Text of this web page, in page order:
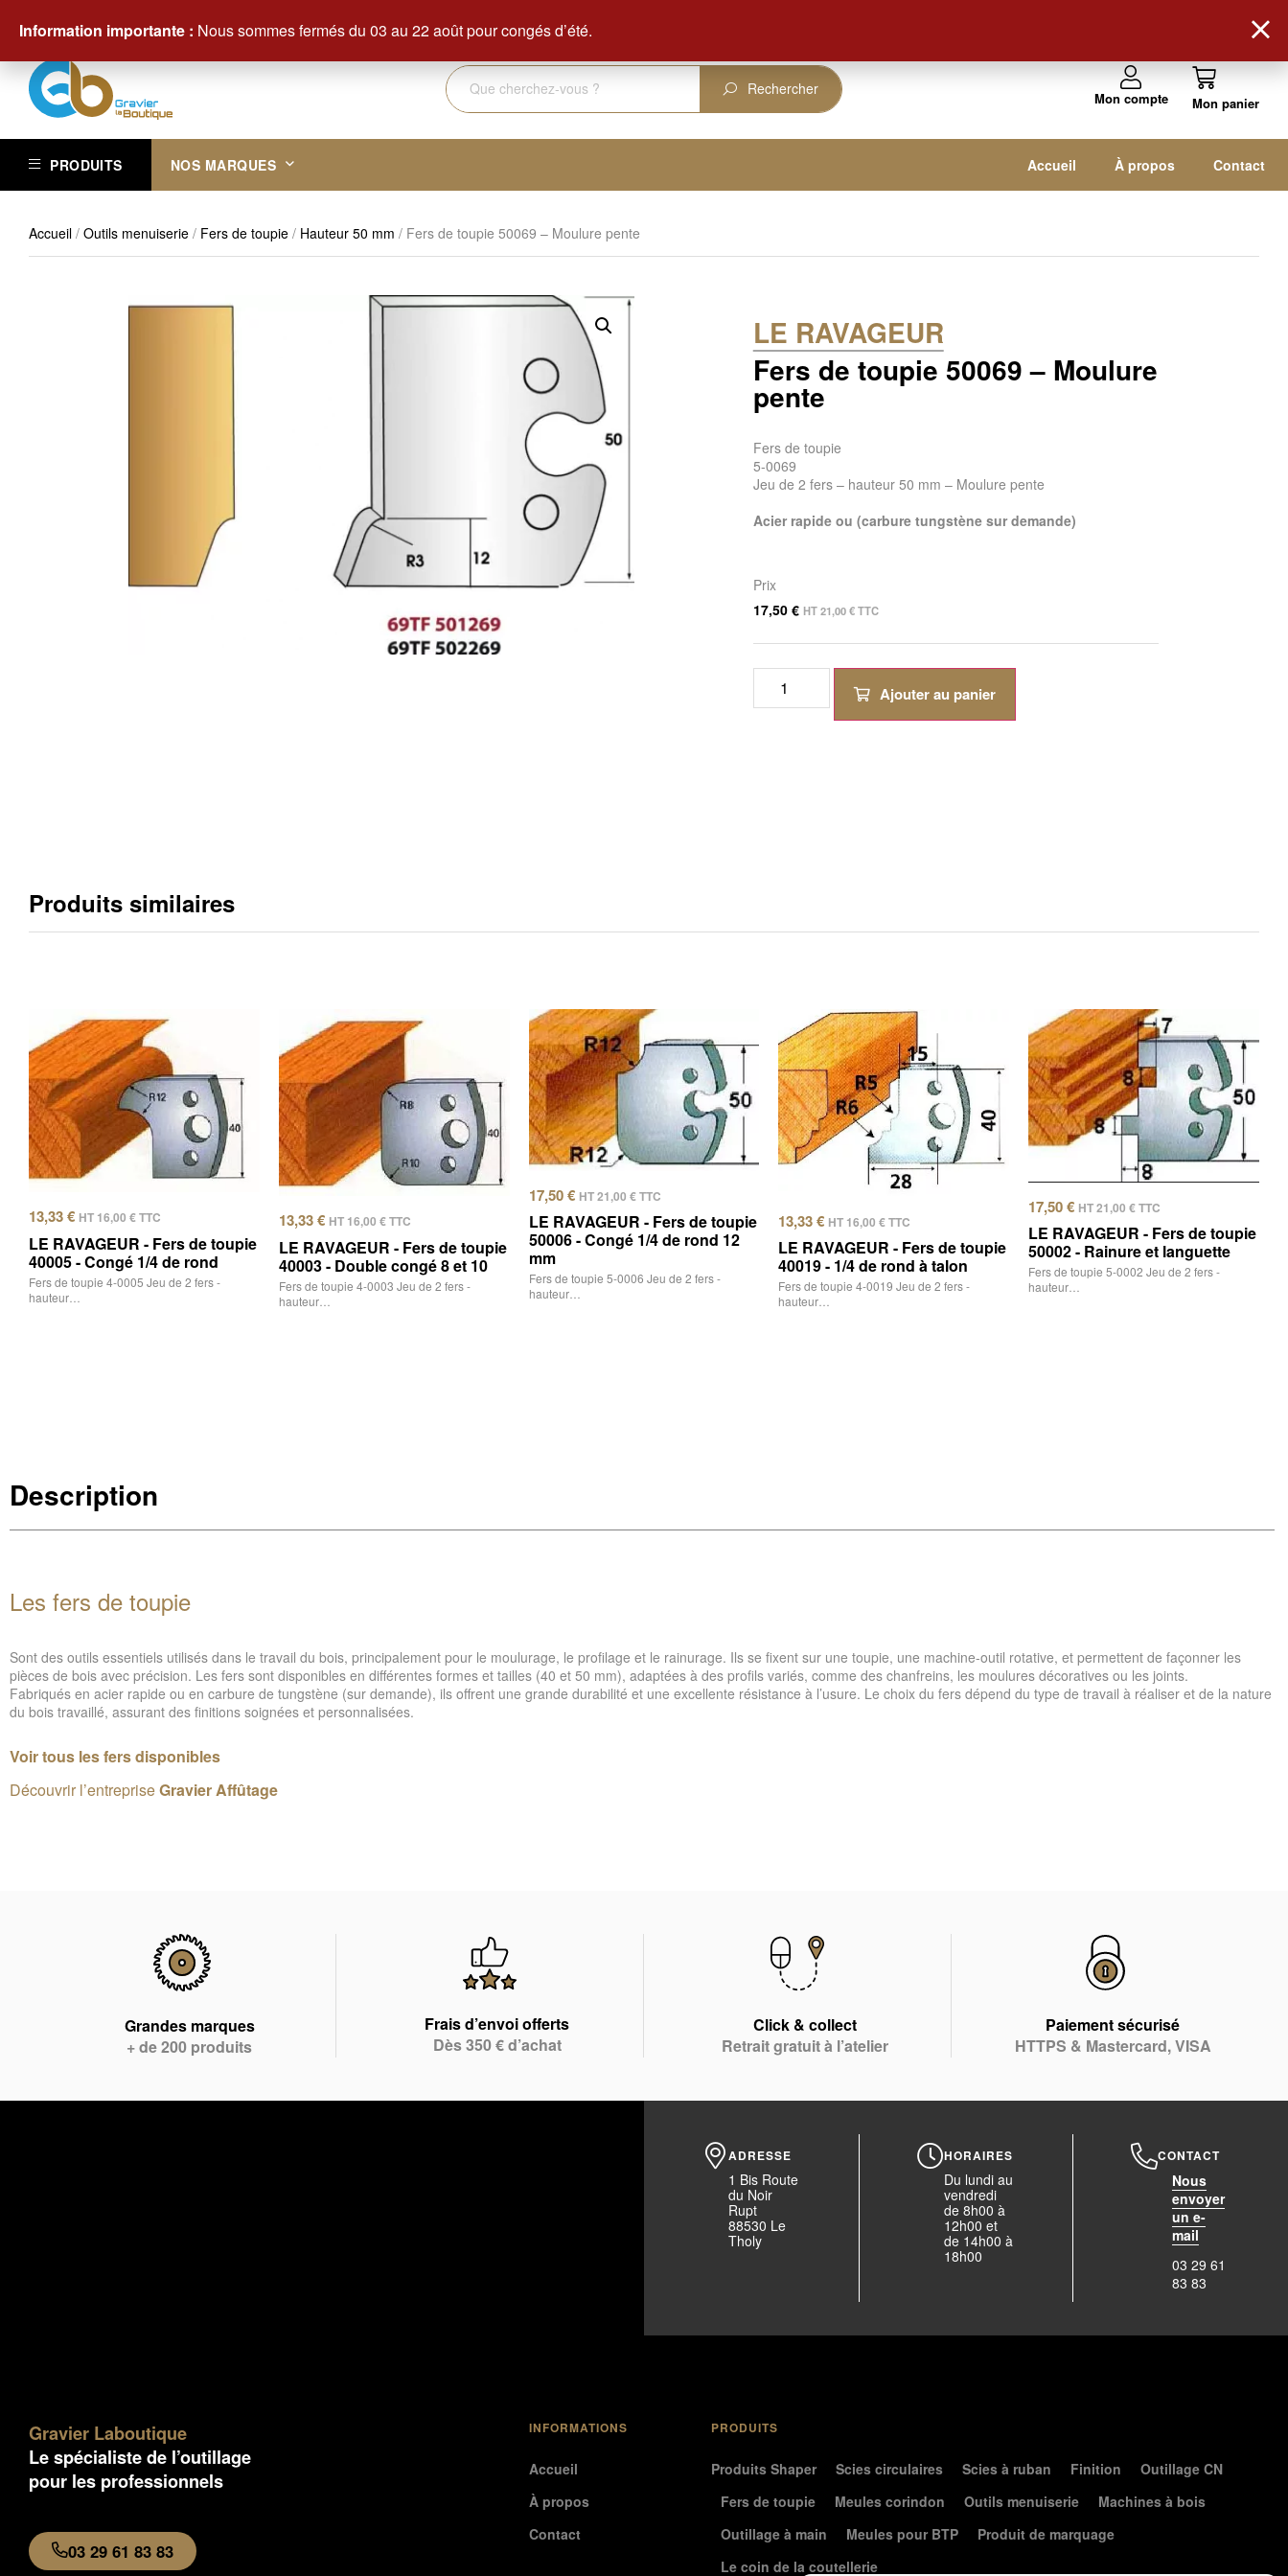
ENVOI GRATUIT DÈS 350 € D'ACHAT
Rechercher Mon compte
PRODUITS NOS MARQUES Accueil À propos Contact
Accueil / Outils menuiserie / Fers de toupie / Hauteur 50 mm / Fers de toupie 50069 – Moulure pente
LE RAVAGEUR
Fers de toupie 50069 – Moulure
pente
Fers de toupie
5-0069
Jeu de 2 fers – hauteur 50 mm – Moulure pente
Acier rapide ou (carbure tungstène sur demande)
Prix
17,50 € HT21,00€TTC
Ajouter au panier
Produits similaires
13,33€ HT 16,00 €TTC
LE RAVAGEUR - Fers de toupie
40005 - Congé 1/4 de rond
Fers de toupie 4-0005 Jeu de 2 fers -
hauteur…
13,33€ HT 16,00 €TTC
LE RAVAGEUR - Fers de toupie
40003 - Double congé 8 et 10
Fers de toupie 4-0003 Jeu de 2 fers -
hauteur…
17,50€ HT21,00 €TTC
LE RAVAGEUR - Fers de toupie
50006 - Congé 1/4 de rond 12
mm
Fers de toupie 5-0006 Jeu de 2 fers -
hauteur…
13,33€ HT 16,00€TTC
LE RAVAGEUR - Fers de toupie
40019 - 1/4 de rond à talon
Fers de toupie 4-0019 Jeu de 2 fers -
hauteur…
17,50€ HT21,00€TTC
LE RAVAGEUR - Fers de toupie
50002 - Rainure et languette
Fers de toupie 5-0002 Jeu de 2 fers -
hauteur…
Description
Les fers de toupie
Sont des outils essentiels utilisés dans le travail du bois, principalement pour le moulurage, le profilage et le rainurage. Ils se fixent sur une toupie, une machine-outil rotative, et permettent de façonner les
pièces de bois avec précision. Les fers sont disponibles en différentes formes et tailles (40 et 50 mm), adaptées à des profils variés, comme des chanfreins, les moulures décoratives ou les joints.
Fabriqués en acier rapide ou en carbure de tungstène (sur demande), ils offrent une grande durabilité et une excellente résistance à l’usure. Le choix du fers dépend du type de travail à réaliser et de la nature
du bois travaillé, assurant des finitions soignées et personnalisées.
Voir tous les fers disponibles
Découvrir l’entrepriseGravier Affûtage
Grandes marques
+ de 200 produits
Frais d’envoi offerts
Dès 350 € d’achat
Click & collect
Retrait gratuit à l’atelier
Paiement sécurisé
HTTPS & Mastercard, VISA
ADRESSE
1 Bis Route
du Noir
Rupt
88530 Le
Tholy
HORAIRES
Du lundi au
vendredi
de 8h00 à
12h00 et
de 14h00 à
18h00
CONTACT
Nous
envoyer
un e-
mail
03 29 61
83 83
Gravier Laboutique
Le spécialiste de l’outillage
pour les professionnels
03 29 61 83 83
INFORMATIONS
Accueil
À propos
Contact
PRODUITS
Produits Shaper Scies circulaires Scies à ruban Finition
Outillage CN
Fers de toupie
Meules corindon Outils menuiserie
Machines à bois
Outillage à main
Meules pour BTP
Produit de marquage
Le coin de la coutellerie
Information importante : Nous sommes fermés du 03 au 22 août pour congés d’été.